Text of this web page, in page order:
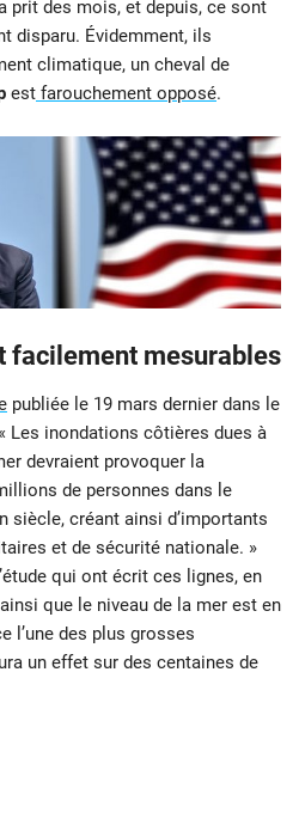
prit des mois, et depuis, ce sont
disparu. Évidemment, ils
climatique, un cheval de
est farouchement opposé.
facilement mesurables
publiée le 19 mars dernier dans le
Les inondations côtières dues à
devraient provoquer la
de personnes dans le
siècle, créant ainsi d’importants
et de sécurité nationale. »
qui ont écrit ces lignes, en
que le niveau de la mer est en
l’une des plus grosses
un effet sur des centaines de